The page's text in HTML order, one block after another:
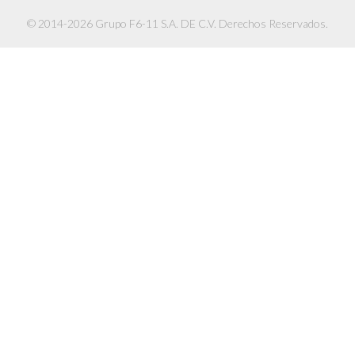
© 2014-2026 Grupo F6-11 S.A. DE C.V. Derechos Reservados.